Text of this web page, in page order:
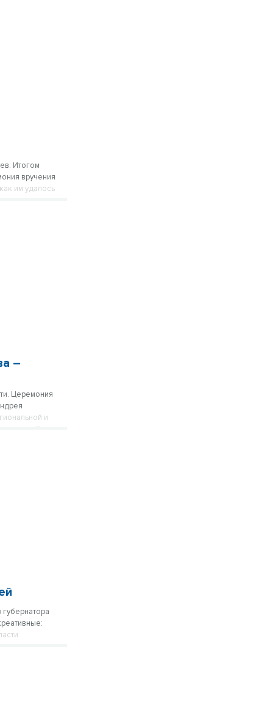
Итогом
вручения
им удалось
–
Церемония
и